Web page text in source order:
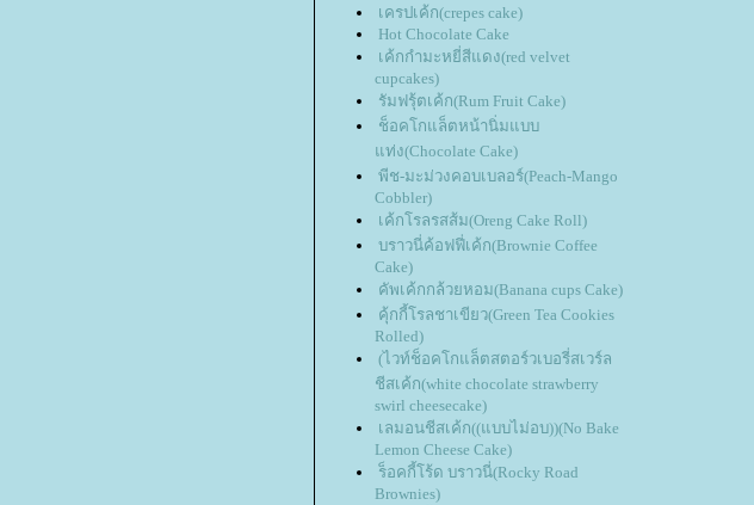
เครปเค้ก(crepes cake)
Hot Chocolate Cake
เค้กกำมะหยี่สีแดง(red velvet
cupcakes)
รัมฟรุ้ตเค้ก(Rum Fruit Cake)
ช็อคโกแล็ตหน้านิ่มแบบ
ท่ง(Chocolate Cake)
พีช-มะม่วงคอบเบลอร์(Peach-Mango
Cobbler)
เค้กโรลรสส้ม(Oreng Cake Roll)
บราวนี่ค้อฟฟี่เค้ก(Brownie Coffee
Cake)
คัพเค้กกล้วยหอม(Banana cups Cake)
คุ้กกี้โรลชาเขียว(Green Tea Cookies
Rolled)
(ไวท์ช็อคโกแล็ตสตอร์วเบอรี่สเวร์ล
ชีสเค้ก(white chocolate strawberry
swirl cheesecake)
เลมอนชีสเค้ก((แบบไม่อบ))(No Bake
Lemon Cheese Cake)
ร็อคกี้โร้ด บราวนี่(Rocky Road
Brownies)